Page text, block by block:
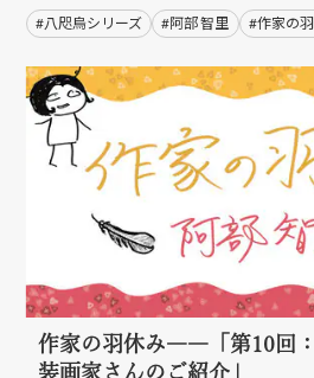
#八咫烏シリーズ #阿部 智里 #作家の
作家の羽休み――「第10回：
装画家さんのご紹介」